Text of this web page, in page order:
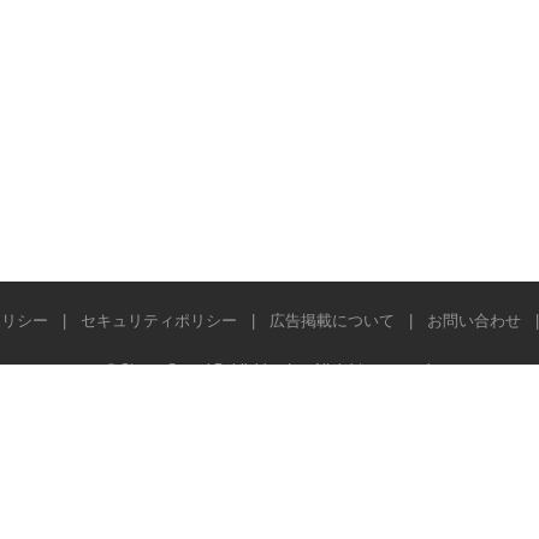
シー セキュリティポリシー 広告掲載について お問い合わせ
© Stereo Sound Publishing Inc. All rights reserved.